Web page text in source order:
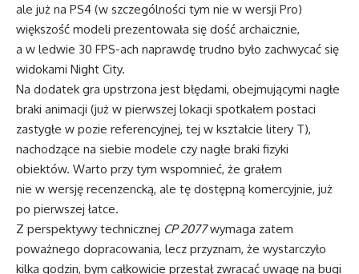
ale już na PS4 (w szczególności tym nie w wersji Pro)
większość modeli prezentowała się dość archaicznie,
a w ledwie 30 FPS-ach naprawdę trudno było zachwycać się
widokami Night City.
Na dodatek gra upstrzona jest błędami, obejmującymi nagłe
braki animacji (już w pierwszej lokacji spotkałem postaci
zastygłe w pozie referencyjnej, tej w kształcie litery T),
nachodzące na siebie modele czy nagłe braki fizyki
obiektów. Warto przy tym wspomnieć, że grałem
nie w wersję recenzencką, ale tę dostępną komercyjnie, już
po pierwszej łatce.
Z perspektywy technicznej CP 2077wymaga zatem
poważnego dopracowania, lecz przyznam, że wystarczyło
kilka godzin, bym całkowicie przestał zwracać uwagę na bugi